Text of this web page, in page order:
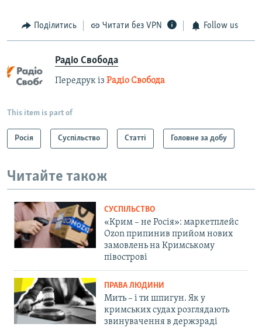
Поділитись Читати без VPN Follow us
Радіо Свобода
Передрук із Радіо Свобода
This item is part of
Росія Суспільство Статті Головне за добу
Читайте також
СУСПІЛЬСТВО
«Крим – не Росія»: маркетплейс
Ozon припинив прийом нових
замовлень на Кримському
півострові
ПРАВА ЛЮДИНИ
Мить – і ти шпигун. Як у
кримських судах розглядають
звинувачення в держзраді